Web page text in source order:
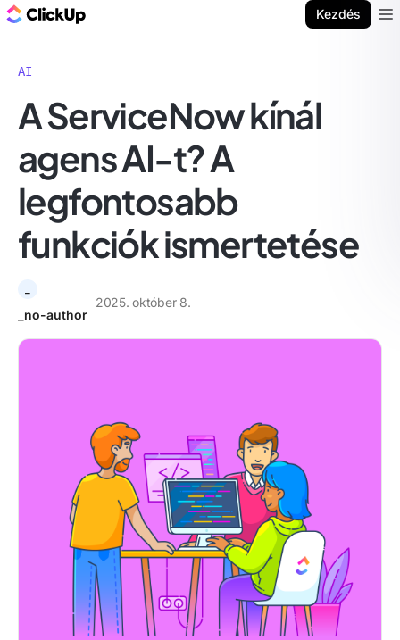
Kezdés
AI
A ServiceNow kínál
agens AI-t? A
legfontosabb
funkciók ismertetése
_no-author
2025. október 8.